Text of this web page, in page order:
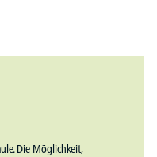
Die Möglichkeit,